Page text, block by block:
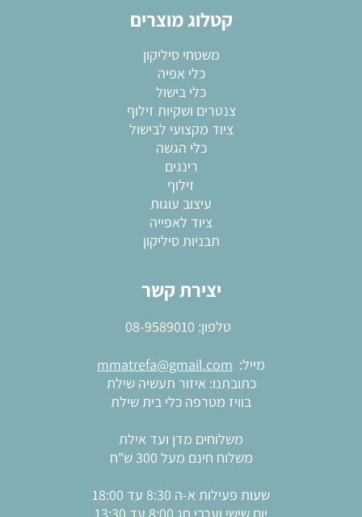
קטלוג מוצרים
משטחי סיליקון
כלי אפיה
כלי בישול
צנטרים ושקיות זילוף
ציוד מקצועי לבישול
כלי הגשה
רינגים
זילוף
עיצוב עוגות
ציוד לאפייה
תבניות סיליקון
יצירת קשר
טלפון: 08-9589010
מייל: mmatrefa@gmail.com
כתובתנו: איזור תעשיה שילת
בוויז מטרפה כלי בית שילת
משלוחים מדן ועד אילת
משלוח חינם מעל 300 ש"ח
שעות פעילות א-ה 8:30 עד 18:00